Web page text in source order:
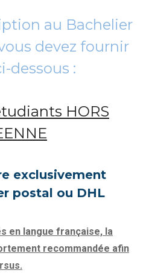
au Bachelier
devez fournir
dessous :
HORS
exclusivement
postal ou DHL
en langue française, la
recommandée afin